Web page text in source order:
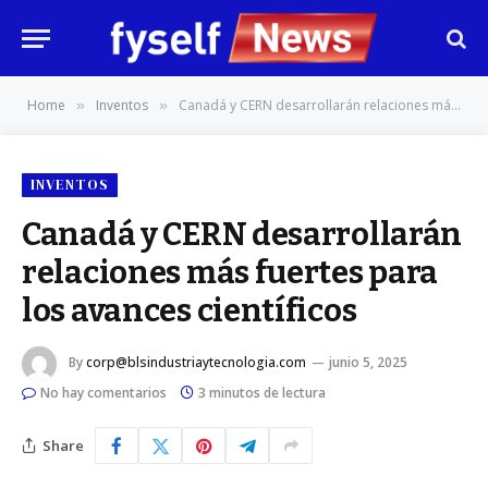
Home » Inventos » Canadá y CERN desarrollarán relaciones más fuertes para los avances científicos
INVENTOS
Canadá y CERN desarrollarán
relaciones más fuertes para
los avances científicos
Bycorp@blsindustriaytecnologia.com
junio 5, 2025
No hay comentarios
3 minutos de lectura
Share